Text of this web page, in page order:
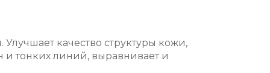
качество структуры кожи,
и тонких линий, выравнивает и